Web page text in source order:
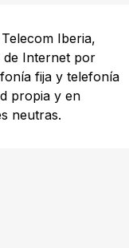
Iberia,
de Internet por
fija y telefonía
propia y en
neutras.